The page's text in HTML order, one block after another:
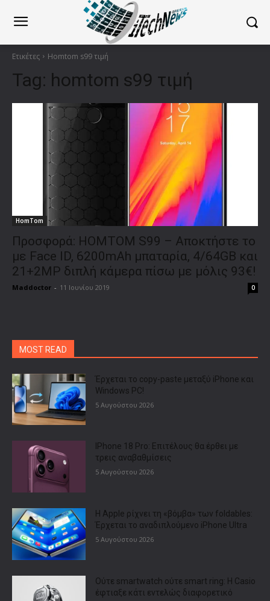
Ετικέτες Homtom s99 τιμή
Tag: homtom s99 τιμή
HomTom
Προσφορά: HOMTOM S99 – Αποκτήστε το
με Face ID, 6200mAh μπαταρία, 4/64GB και
21+2MP διπλή κάμερα πίσω με μόλις 93€!
Maddoctor - 11 Ιουνίου 2019 0
MOST READ
Έρχεται το copy-paste μεταξύ iPhone και
Windows PC!
5 Αυγούστου 2026
IPhone 18 Pro: Επιτέλους θα έρθει με
τρεις αναβαθμίσεις
5 Αυγούστου 2026
Η Apple ρίχνει τη «βόμβα» των foldables:
Έρχεται το αναδιπλούμενο iPhone Ultra
5 Αυγούστου 2026
Ούτε smartwatch ούτε smart ring: Η Casio
έφτιαξε κάτι εντελώς διαφορετικό